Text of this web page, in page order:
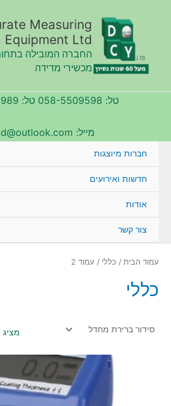
Measuring
Equipment Ltd
החברה המובילה
מכשירי מדידה
טל: 058-5509598 טל: 052-8992989
מייל: dcyltd@outlook.com
חברות מיוצגות
חדשות ואירועים
אודות
צור קשר
עמוד הבית / כללי / עמוד 2
כללי
מציג 13–24 מתוך 30 תוצאות